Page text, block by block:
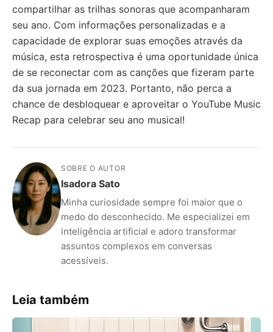
compartilhar as trilhas sonoras que acompanharam
seu ano. Com informações personalizadas e a
capacidade de explorar suas emoções através da
música, esta retrospectiva é uma oportunidade única
de se reconectar com as canções que fizeram parte
da sua jornada em 2023. Portanto, não perca a
chance de desbloquear e aproveitar o YouTube Music
Recap para celebrar seu ano musical!
SOBRE O AUTOR
Isadora Sato
Minha curiosidade sempre foi maior que o
medo do desconhecido. Me especializei em
inteligência artificial e adoro transformar
assuntos complexos em conversas
acessíveis.
Leia também